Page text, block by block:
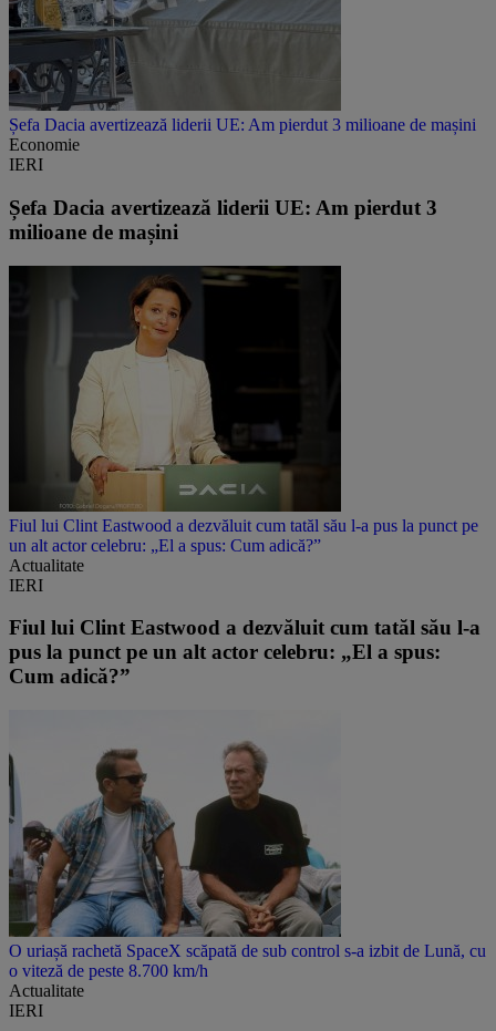
Șefa Dacia avertizează liderii UE: Am pierdut 3 milioane de mașini
Economie
IERI
Șefa Dacia avertizează liderii UE: Am pierdut 3
milioane de mașini
Fiul lui Clint Eastwood a dezvăluit cum tatăl său l-a pus la punct pe
un alt actor celebru: „El a spus: Cum adică?”
Actualitate
IERI
Fiul lui Clint Eastwood a dezvăluit cum tatăl său l-a
pus la punct pe un alt actor celebru: „El a spus:
Cum adică?”
O uriașă rachetă SpaceX scăpată de sub control s-a izbit de Lună, cu
o viteză de peste 8.700 km/h
Actualitate
IERI